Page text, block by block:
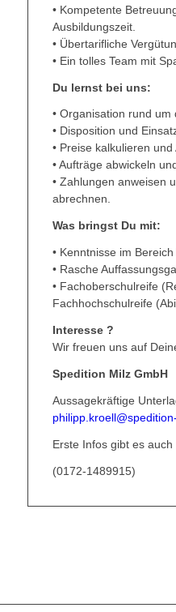
• Kompetente
Ausbildungszeit.
• Übertarifliche
• Ein tolles Team mit
Du lernst bei uns:
• Organisation rund um
• Disposition und
• Preise kalkulieren
• Aufträge abwickeln
• Zahlungen anweisen
abrechnen.
Was bringst Du mit:
• Kenntnisse im
• Rasche
• Fachoberschulreife
Fachhochschulreife
Interesse ?
Wir freuen uns auf
Spedition Milz GmbH
Aussagekräftige
Erste Infos gibt es auch
(0172-1489915)